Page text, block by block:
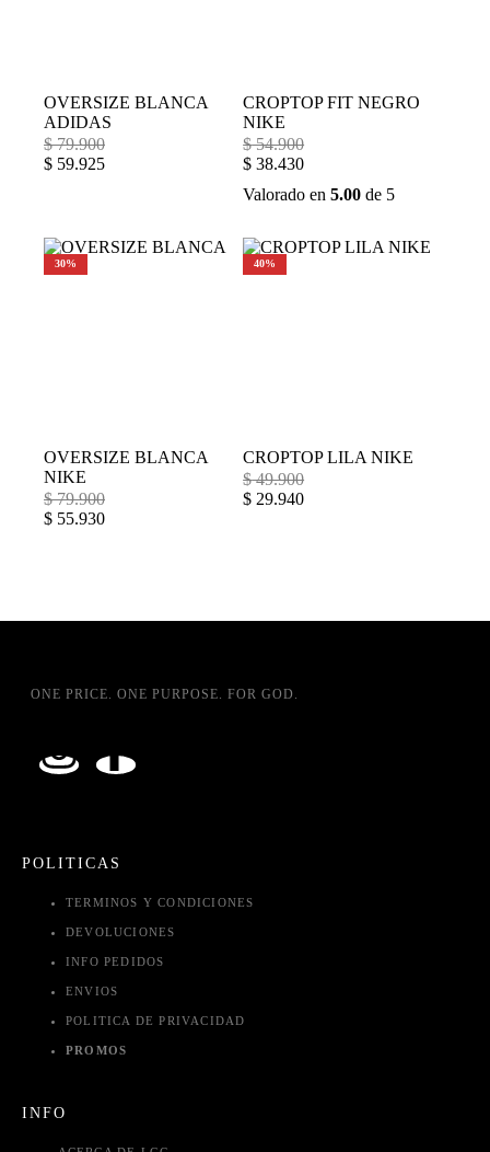
OVERSIZE BLANCA
ADIDAS
$79.900
$ 59.925
CROPTOP FIT NEGRO
NIKE
$54.900
$ 38.430
Valorado en5.00 de 5
30%
OVERSIZE BLANCA
NIKE
$79.900
$ 55.930
40%
CROPTOP LILA NIKE
$49.900
$ 29.940
ONE PRICE. ONE PURPOSE. FOR GOD.
POLITICAS
TERMINOS Y CONDICIONES
DEVOLUCIONES
INFO PEDIDOS
ENVIOS
POLITICA DE PRIVACIDAD
PROMOS
INFO